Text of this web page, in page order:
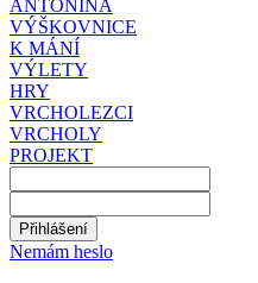
ANTONÍNA
VÝŠKOVNICE
K MÁNÍ
VÝLETY
HRY
VRCHOLEZCI
VRCHOLY
PROJEKT
Nemám heslo